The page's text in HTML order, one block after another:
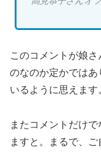
このコメントが娘
のなのか定かでは
いるように思えます
またコメントだけ
ますと。まるで、